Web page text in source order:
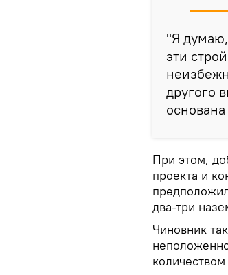
"Я
эти
другого
При этом,
проекта и
два-три
Чиновник